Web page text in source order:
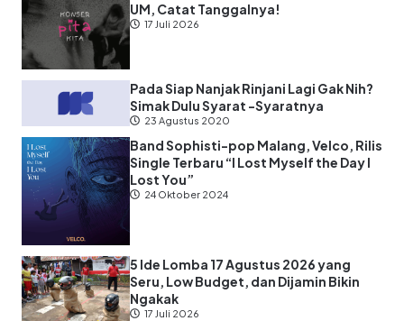
UM, Catat Tanggalnya!
17 Juli 2026
Pada Siap Nanjak Rinjani Lagi Gak Nih?
Simak Dulu Syarat -Syaratnya
23 Agustus 2020
Band Sophisti-pop Malang, Velco, Rilis
Single Terbaru “I Lost Myself the Day I
Lost You”
24 Oktober 2024
5 Ide Lomba 17 Agustus 2026 yang
Seru, Low Budget, dan Dijamin Bikin
Ngakak
17 Juli 2026